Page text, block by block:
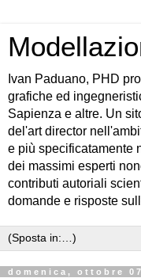
Ivan Paduano, PHD
grafiche ed
Sapienza e altre. Un
del'art director
e più specificatamente
dei massimi esperti
contributi autoriali
domande e risposte
domenica, ottobre